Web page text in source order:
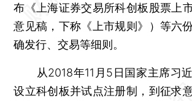
布《上海证券交易所科创板股票上
意见稿，下称《上市规则》）等六
确发行、交易等细则。
从2018年11月5日国家主席习
设立科创板并试点注册制，到征求